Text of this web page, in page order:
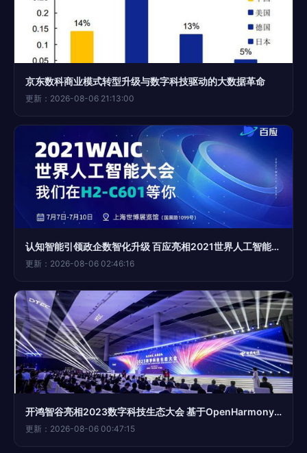
京东数科商业模式转型升级与数字科技驱动的大数据革命
更新：2026-08-06 21:13:00
认知智能引领政企数智化升级 百应亮相2021世界人工智能大会的数字技术实践
更新：2026-08-06 02:46:16
开鸿智谷亮相2023数字科技生态大会 基于OpenHarmony的AI赋能数字中国建设，共享数字服务新未来
更新：2026-08-06 00:47:15